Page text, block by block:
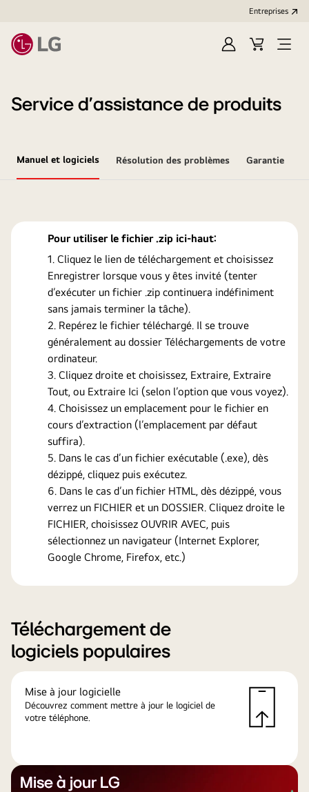
Entreprises​
OuvrirCart
Open
Service d’assistance de produits
Manuel et logiciels Résolution des problèmes Garantie
Pour utiliser le fichier .zip ici-haut:
Cliquez le lien de téléchargement et choisissez
Enregistrer lorsque vous y êtes invité (tenter
d’exécuter un fichier .zip continuera indéfiniment
sans jamais terminer la tâche).
Repérez le fichier téléchargé. Il se trouve
généralement au dossier Téléchargements de votre
ordinateur.
Cliquez droite et choisissez, Extraire, Extraire
Tout, ou Extraire Ici (selon l’option que vous voyez).
Choisissez un emplacement pour le fichier en
cours d’extraction (l’emplacement par défaut
suffira).
Dans le cas d’un fichier exécutable (.exe), dès
dézippé, cliquez puis exécutez.
Dans le cas d’un fichier HTML, dès dézippé, vous
verrez un FICHIER et un DOSSIER. Cliquez droite le
FICHIER, choisissez OUVRIR AVEC, puis
sélectionnez un navigateur (Internet Explorer,
Google Chrome, Firefox, etc.)
Téléchargement de
logiciels populaires
Mise à jour logicielle
Découvrez comment mettre à jour le logiciel de
votre téléphone.
Mise à jour LG